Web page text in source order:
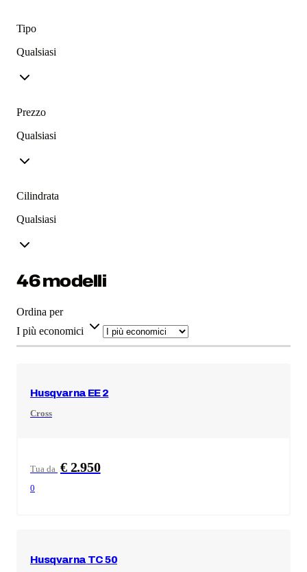
Tipo
Qualsiasi
Prezzo
Qualsiasi
Cilindrata
Qualsiasi
46 modelli
Ordina per
I più economici
Husqvarna EE 2
Cross
Tua da € 2.950
0
Husqvarna TC 50